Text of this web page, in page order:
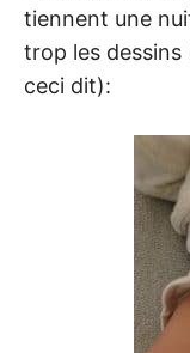
tiennent une
trop les dessins
ceci dit):